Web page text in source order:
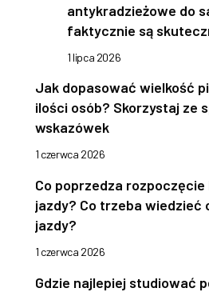
antykradzieżowe do
faktycznie są
1 lipca 2026
Jak dopasować wielkość
ilości osób? Skorzystaj ze
wskazówek
1 czerwca 2026
Co poprzedza
jazdy? Co trzeba wiedzieć
jazdy?
1 czerwca 2026
Gdzie najlepiej studiować